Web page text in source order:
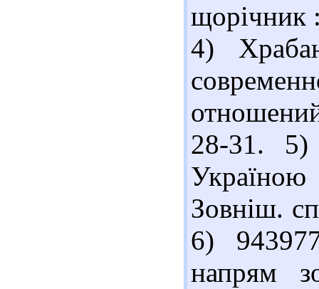
щорічник
4)
28-31.
Зовніш.
6)
напрям